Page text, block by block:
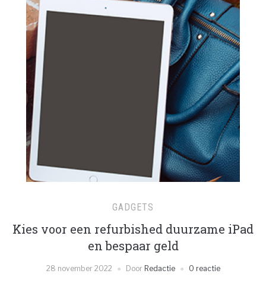
GADGETS
Kies voor een refurbished duurzame iPad
en bespaar geld
28 november 2022 Door Redactie 0 reactie